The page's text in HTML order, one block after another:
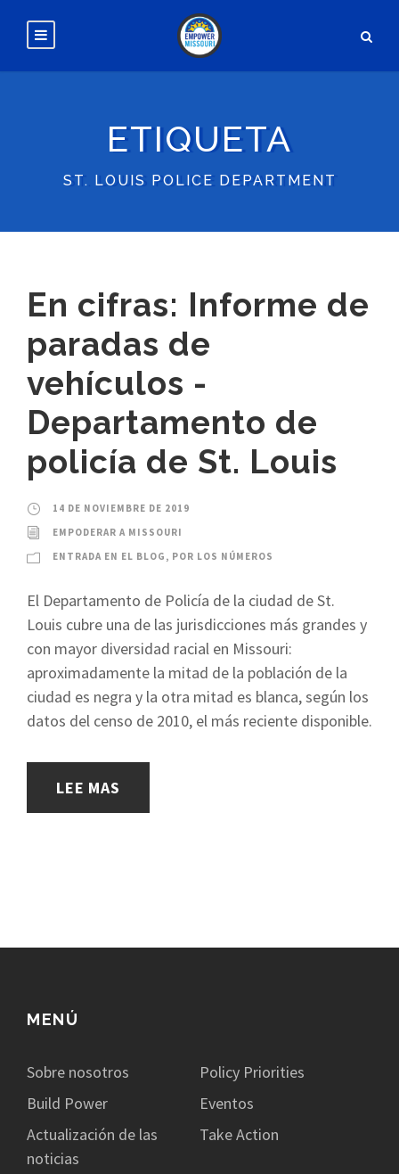
ETIQUETA
ST. LOUIS POLICE DEPARTMENT
En cifras: Informe de
paradas de
vehículos -
Departamento de
policía de St. Louis
14 DE NOVIEMBRE DE 2019
EMPODERAR A MISSOURI
ENTRADA EN EL BLOG , POR LOS NÚMEROS
El Departamento de Policía de la ciudad de St.
Louis cubre una de las jurisdicciones más grandes y
con mayor diversidad racial en Missouri:
aproximadamente la mitad de la población de la
ciudad es negra y la otra mitad es blanca, según los
datos del censo de 2010, el más reciente disponible.
LEE MAS
MENÚ
Sobre nosotros
Policy Priorities
Build Power
Eventos
Actualización de las
noticias
Take Action